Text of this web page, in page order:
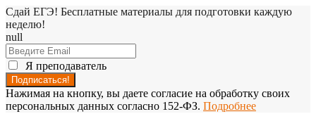
Сдай ЕГЭ! Бесплатные материалы для подготовки каждую
неделю!
null
Я преподаватель
Нажимая на кнопку, вы даете согласие на обработку своих
персональных данных согласно 152-ФЗ. Подробнее